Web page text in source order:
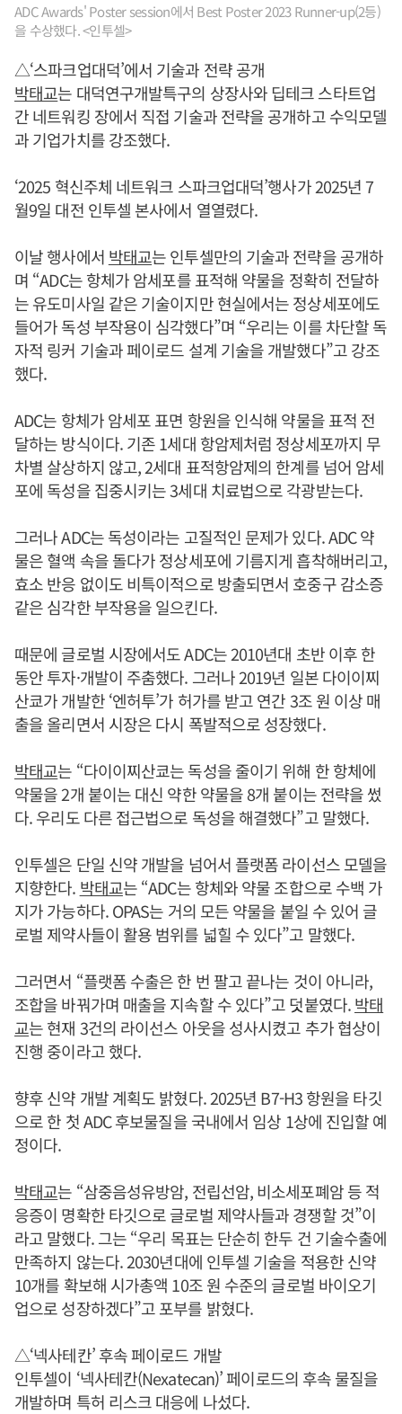
ADC Awards' Poster session에서 Best Poster 2023 Runner-up(2등)
을 수상했다. <인투셀>
△‘스파크업대덕’에서 기술과 전략 공개
박태교는 대덕연구개발특구의 상장사와 딥테크 스타트업
간 네트워킹 장에서 직접 기술과 전략을 공개하고 수익모델
과 기업가치를 강조했다.
‘2025 혁신주체 네트워크 스파크업대덕’행사가 2025년 7
월9일 대전 인투셀 본사에서 열열렸다.
이날 행사에서 박태교는 인투셀만의 기술과 전략을 공개하
며 “ADC는 항체가 암세포를 표적해 약물을 정확히 전달하
는 유도미사일 같은 기술이지만 현실에서는 정상세포에도
들어가 독성 부작용이 심각했다”며 “우리는 이를 차단할 독
자적 링커 기술과 페이로드 설계 기술을 개발했다”고 강조
했다.
ADC는 항체가 암세포 표면 항원을 인식해 약물을 표적 전
달하는 방식이다. 기존 1세대 항암제처럼 정상세포까지 무
차별 살상하지 않고, 2세대 표적항암제의 한계를 넘어 암세
포에 독성을 집중시키는 3세대 치료법으로 각광받는다.
그러나 ADC는 독성이라는 고질적인 문제가 있다. ADC 약
물은 혈액 속을 돌다가 정상세포에 기름지게 흡착해버리고,
효소 반응 없이도 비특이적으로 방출되면서 호중구 감소증
같은 심각한 부작용을 일으킨다.
때문에 글로벌 시장에서도 ADC는 2010년대 초반 이후 한
동안 투자·개발이 주춤했다. 그러나 2019년 일본 다이이찌
산쿄가 개발한 ‘엔허투’가 허가를 받고 연간 3조 원 이상 매
출을 올리면서 시장은 다시 폭발적으로 성장했다.
박태교는 “다이이찌산쿄는 독성을 줄이기 위해 한 항체에
약물을 2개 붙이는 대신 약한 약물을 8개 붙이는 전략을 썼
다. 우리도 다른 접근법으로 독성을 해결했다”고 말했다.
인투셀은 단일 신약 개발을 넘어서 플랫폼 라이선스 모델을
지향한다. 박태교는 “ADC는 항체와 약물 조합으로 수백 가
지가 가능하다. OPAS는 거의 모든 약물을 붙일 수 있어 글
로벌 제약사들이 활용 범위를 넓힐 수 있다”고 말했다.
그러면서 “플랫폼 수출은 한 번 팔고 끝나는 것이 아니라,
조합을 바꿔가며 매출을 지속할 수 있다”고 덧붙였다.박태
교는 현재 3건의 라이선스 아웃을 성사시켰고 추가 협상이
진행 중이라고 했다.
향후 신약 개발 계획도 밝혔다. 2025년 B7-H3 항원을 타깃
으로 한 첫 ADC 후보물질을 국내에서 임상 1상에 진입할 예
정이다.
박태교는 “삼중음성유방암, 전립선암, 비소세포폐암 등 적
응증이 명확한 타깃으로 글로벌 제약사들과 경쟁할 것”이
라고 말했다. 그는 “우리 목표는 단순히 한두 건 기술수출에
만족하지 않는다. 2030년대에 인투셀 기술을 적용한 신약
10개를 확보해 시가총액 10조 원 수준의 글로벌 바이오기
업으로 성장하겠다”고 포부를 밝혔다.
△‘넥사테칸’ 후속 페이로드 개발
인투셀이 ‘넥사테칸(Nexatecan)’ 페이로드의 후속 물질을
개발하며 특허 리스크 대응에 나섰다.